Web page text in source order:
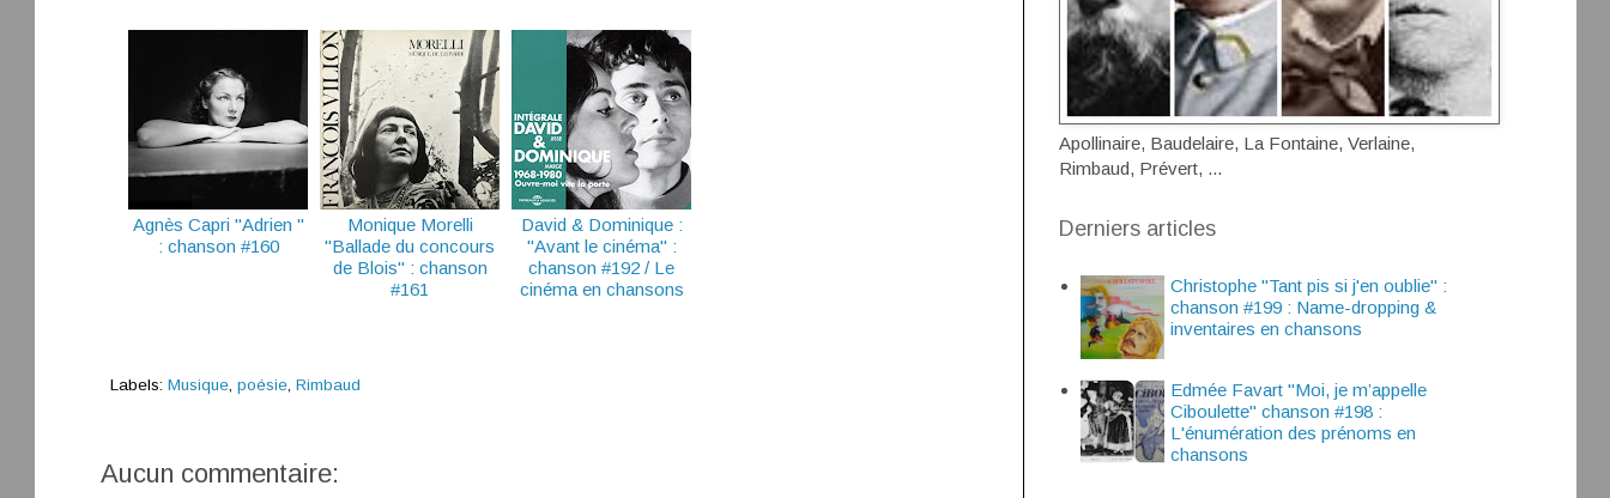
Agnès Capri "Adrien "
: chanson #160
Monique Morelli
"Ballade du concours
de Blois" : chanson
#161
David & Dominique :
"Avant le cinéma" :
chanson #192 / Le
cinéma en chansons
Labels: Musique, poésie, Rimbaud
Aucun commentaire:
Apollinaire, Baudelaire, La Fontaine, Verlaine,
Rimbaud, Prévert, ...
Derniers articles
Christophe "Tant pis si j'en oublie" :
chanson #199 : Name-dropping &
inventaires en chansons
Edmée Favart "Moi, je m’appelle
Ciboulette" chanson #198 :
L'énumération des prénoms en
chansons